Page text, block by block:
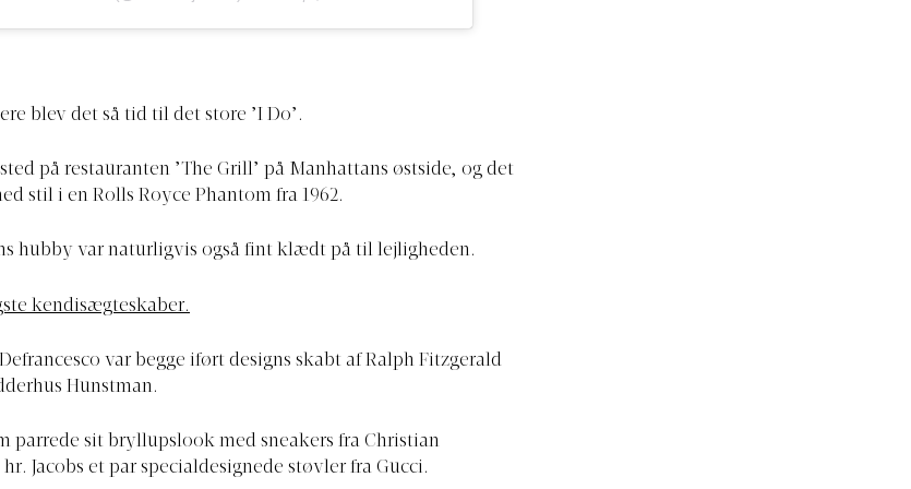
blev det så tid til det store ’I Do’.
på restauranten ’The Grill’ på Manhattans østside, og det
stil i en Rolls Royce Phantom fra 1962.
hubby var naturligvis også fint klædt på til lejligheden.
kendisægteskaber.
Defrancesco var begge iført designs skabt af Ralph Fitzgerald
Hunstman.
parrede sit bryllupslook med sneakers fra Christian
Jacobs et par specialdesignede støvler fra Gucci.